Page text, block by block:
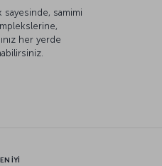
sayesinde, samimi
her yerde
İYİ